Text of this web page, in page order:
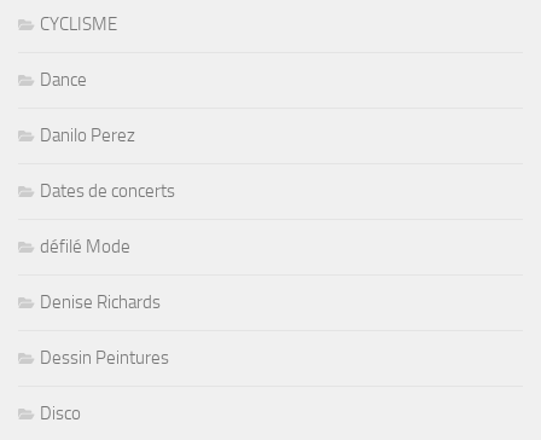
CYCLISME
Dance
Danilo Perez
Dates de concerts
défilé Mode
Denise Richards
Dessin Peintures
Disco